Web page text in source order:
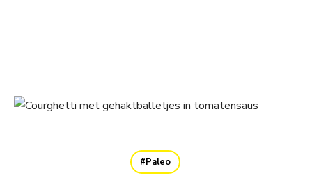
Paleo